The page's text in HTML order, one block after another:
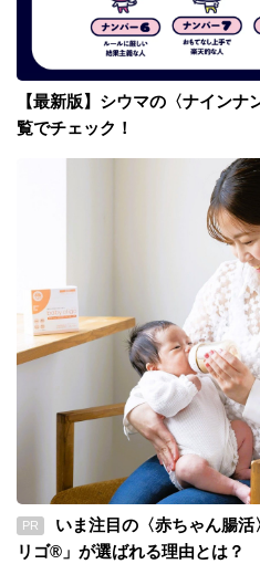
【最新版】シウマの〈ナイン
覧でチェック！
PR
いま注目の〈赤ちゃん腸
リゴ®」が選ばれる理由とは？